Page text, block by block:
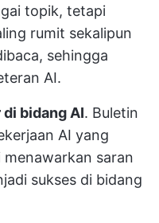
topik, tetapi
rumit sekalipun
sehingga
AI.
di bidang AI. Buletin
AI yang
saran
sukses di bidang